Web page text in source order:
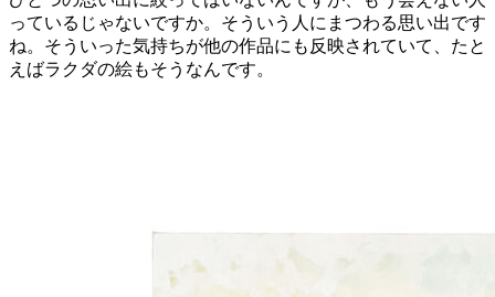
っているじゃないですか。そういう人にまつわる思い出です
ね。そういった気持ちが他の作品にも反映されていて、たと
えばラクダの絵もそうなんです。